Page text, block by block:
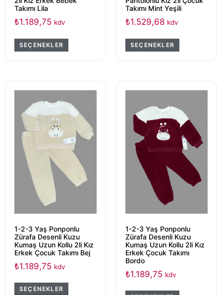
Takımı Lila
₺1.189,75 kdv
SEÇENEKLER
Takımı Mint Yeşili
₺1.529,68 kdv
SEÇENEKLER
1-2-3 Yaş Ponponlu
Zürafa Desenli Kuzu
Kumaş Uzun Kollu 2li Kız
Erkek Çocuk Takımı Bej
₺1.189,75 kdv
SEÇENEKLER
1-2-3 Yaş Ponponlu
Zürafa Desenli Kuzu
Kumaş Uzun Kollu 2li Kız
Erkek Çocuk Takımı
Bordo
₺1.189,75 kdv